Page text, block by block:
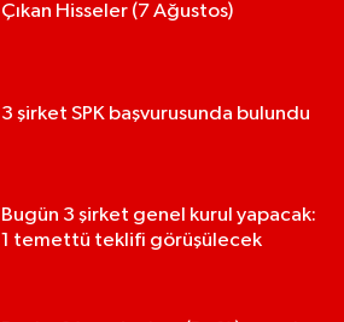
Çıkan Hisseler (7 Ağustos)
3 şirket SPK başvurusunda bulundu
Bugün 3 şirket genel kurul yapacak:
1 temettü teklifi görüşülecek